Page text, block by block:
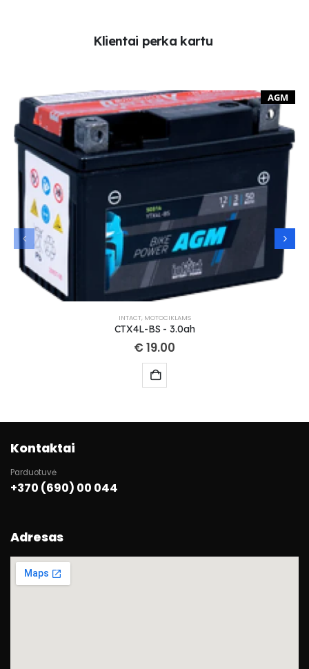
Klientai perka kartu
AGM
INTACT, MOTOCIKLAMS
CTX4L-BS - 3.0ah
€ 19.00
Kontaktai
Parduotuvė
+370 (690) 00 044
Adresas